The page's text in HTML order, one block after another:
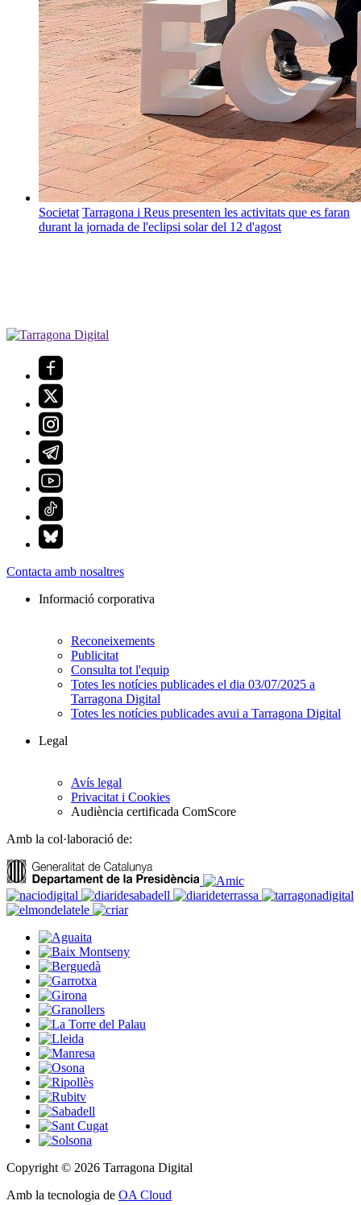
Societat Tarragona i Reus presenten les activitats que es faran
durant la jornada de l'eclipsi solar del 12 d'agost
Contacta amb nosaltres
Informació corporativa
Reconeixements
Publicitat
Consulta tot l'equip
Totes les notícies publicades el dia 03/07/2025 a
Tarragona Digital
Totes les notícies publicades avui a Tarragona Digital
Legal
Avís legal
Privacitat i Cookies
Audiència certificada ComScore
Amb la col·laboració de:
Copyright © 2026 Tarragona Digital
Amb la tecnologia de OA Cloud